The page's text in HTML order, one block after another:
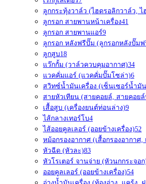
ลูกกระทุ้งวาล์ว (ไฮดรอลิกวาล์ว,
ลูกรอก สายพานหน้าเครื่อง41
ลูกรอก สายพานแอร์9
ลูกรอก หลังฟรีปั๊ม (ลูกรอกหลังปั๊มฟ
ลูกสูบ18
แว๊กกั้ม (วาล์วควบคุมอากาศ)34
แวคคั่มแอร์ (แวคคั่มปั๊มโซล่า)6
สวิทซ์น้ำมันเครื่อง (เซ็นเซอร์น้ำมัน
สายหัวเทียน (สายคอยล์, สายคอย
เสื้อสูบ (เครื่องยนต์ท่อนล่าง)9
ไส้กลางเทอร์โบ4
ไส้ออยคูลเลอร์ (ออยข้างเครื่อง)52
หม้อกรองอากาศ (เสื้อกรองอากาศ,
หัวฉีด (หัวละ)83
หัวโรเตอร์ จานจ่าย (หัวนกกระจอก
ออยคูลเลอร์ (ออยข้างเครื่อง)54